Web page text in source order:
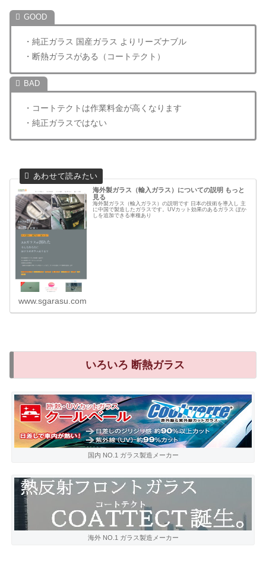
・純正ガラス 国産ガラス よりリーズナブル
・断熱ガラスがある（コートテクト）
・コートテクトは作業料金が高くなります
・純正ガラスではない
海外製ガラス（輸入ガラス）についての説明 もっと
見る
海外製ガラス（輸入ガラス）の説明です 日本の技術を導入し 主
に中国で製造したガラスです。UVカット効果のあるガラス ぼか
しを追加できる車種あり
www.sgarasu.com
いろいろ 断熱ガラス
国内 NO.1 ガラス製造メーカー
海外 NO.1 ガラス製造メーカー